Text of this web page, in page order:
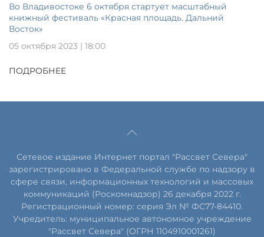
Во Владивостоке 6 октября стартует масштабный
книжный фестиваль «Красная площадь. Дальний
Восток»
05 октября 2023 | 18:00
ПОДРОБНЕЕ
Сетевое издание Интернет портал "Рассвет Севера"
зарегистрировано в Федеральной службе по надзору в
сфере связи, информационных технологий и массовых
коммуникаций (Роскомнадзор) 26 декабря 2022 г.
Регистрационный номер: серия Эл № ФС77-84410.
Учредитель: муниципальное автономное учреждение
"Рассвет Севера" (ОГРН 1104910001261)